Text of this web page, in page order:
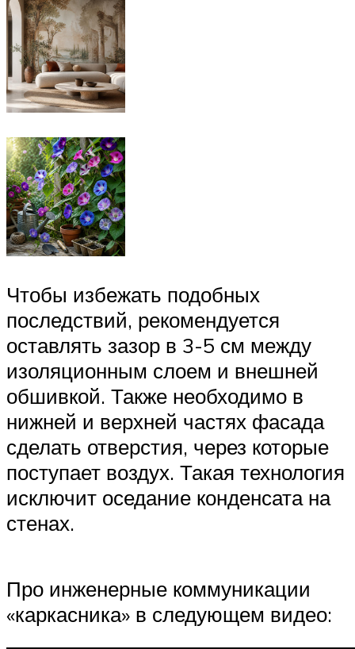
Чтобы избежать подобных
последствий, рекомендуется
оставлять зазор в 3-5 см между
изоляционным слоем и внешней
обшивкой. Также необходимо в
нижней и верхней частях фасада
сделать отверстия, через которые
поступает воздух. Такая технология
исключит оседание конденсата на
стенах.
Про инженерные коммуникации
«каркасника» в следующем видео: